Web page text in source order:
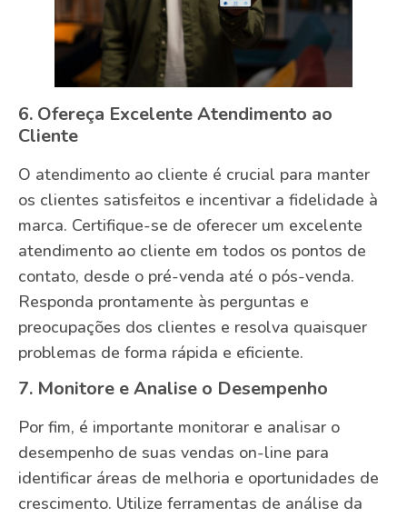
6. Ofereça Excelente Atendimento ao
Cliente
O atendimento ao cliente é crucial para manter
os clientes satisfeitos e incentivar a fidelidade à
marca. Certifique-se de oferecer um excelente
atendimento ao cliente em todos os pontos de
contato, desde o pré-venda até o pós-venda.
Responda prontamente às perguntas e
preocupações dos clientes e resolva quaisquer
problemas de forma rápida e eficiente.
7. Monitore e Analise o Desempenho
Por fim, é importante monitorar e analisar o
desempenho de suas vendas on-line para
identificar áreas de melhoria e oportunidades de
crescimento. Utilize ferramentas de análise da